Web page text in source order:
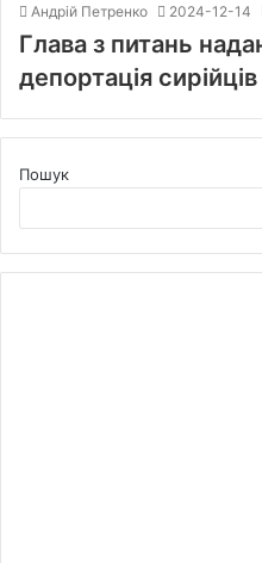
Андрій Петренко 2024-12-14
Глава з питань
депортація
Пошук